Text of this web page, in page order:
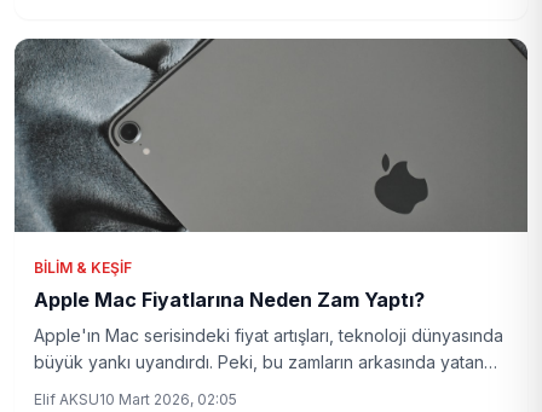
BILIM & KEŞIF
Apple Mac Fiyatlarına Neden Zam Yaptı?
Apple'ın Mac serisindeki fiyat artışları, teknoloji dünyasında
büyük yankı uyandırdı. Peki, bu zamların arkasında yatan
Elif AKSU10 Mart 2026, 02:05